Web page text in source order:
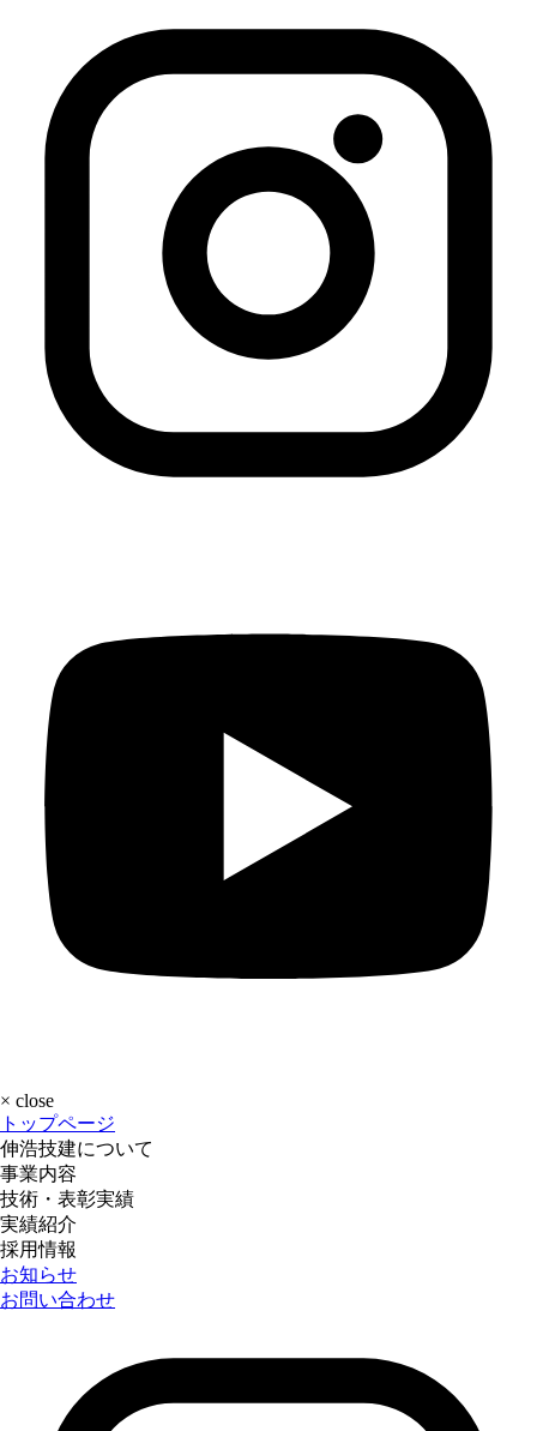
× close
トップページ
伸浩技建について
事業内容
技術・表彰実績
実績紹介
採用情報
お知らせ
お問い合わせ